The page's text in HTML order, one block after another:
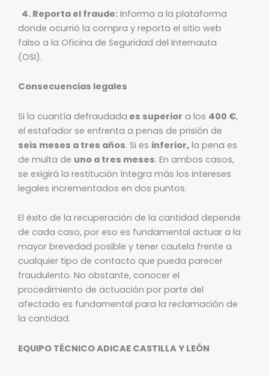
4. Reporta el fraude: Informa a la plataforma
donde ocurrió la compra y reporta el sitio web
falso a la Oficina de Seguridad del Internauta
(OSI).
Consecuencias legales
Si la cuantía defraudada es superior a los 400 €,
el estafador se enfrenta a penas de prisión de
seis meses a tres años. Si es inferior, la pena es
de multa de uno a tres meses. En ambos casos,
se exigirá la restitución íntegra más los intereses
legales incrementados en dos puntos.
El éxito de la recuperación de la cantidad depende
de cada caso, por eso es fundamental actuar a la
mayor brevedad posible y tener cautela frente a
cualquier tipo de contacto que pueda parecer
fraudulento. No obstante, conocer el
procedimiento de actuación por parte del
afectado es fundamental para la reclamación de
la cantidad.
EQUIPO TÉCNICO ADICAE CASTILLA Y LEÓN